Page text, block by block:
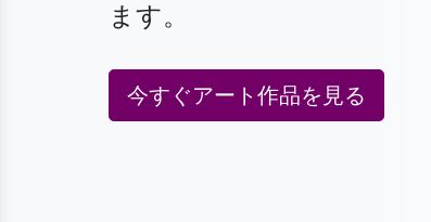
ます。
今すぐアート作品を見る